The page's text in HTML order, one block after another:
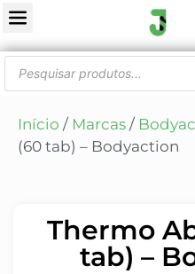
Início / Marcas /
(60 tab) – Bodyaction
Thermo
tab) –